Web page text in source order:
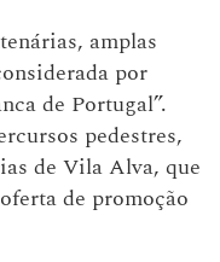
amplas
por
de Portugal”.
pedestres,
de Vila Alva, que
de promoção